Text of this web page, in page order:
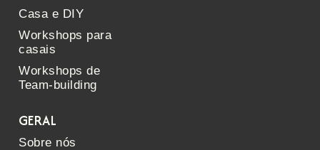
Casa e DIY
Workshops para
casais
Workshops de
Team-building
GERAL
Sobre nós